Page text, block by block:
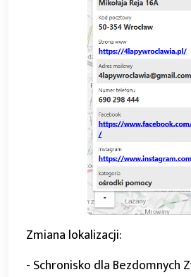
Zmiana lokalizacji:
- Schronisko dla Bezdomnych